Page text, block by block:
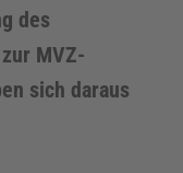
des
MVZ-
sich daraus